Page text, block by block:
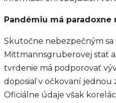
Pandémiu má
Skutočne nebezpečným sa
Mittmannsgruberovej stať
tvrdenie má podporovať
doposiaľ v očkovaní jednou
Oficiálne údaje však